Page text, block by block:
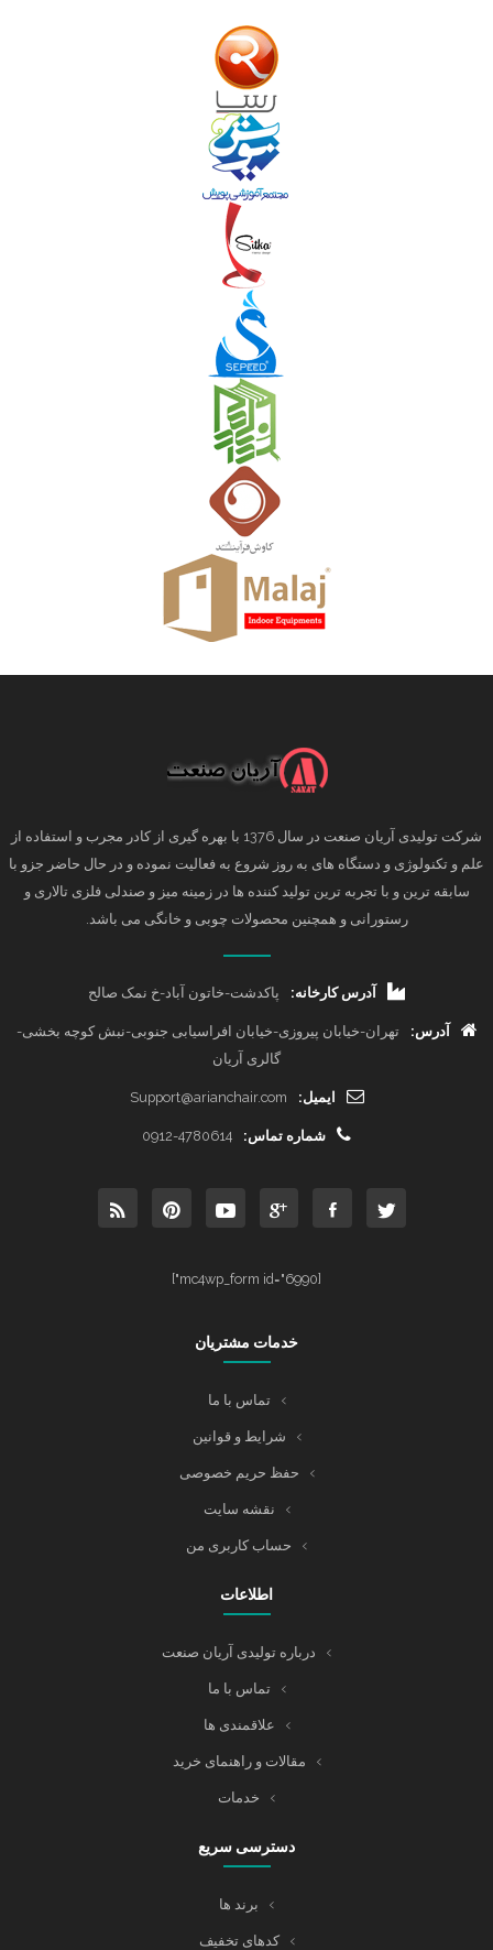
شرکت تولیدی آریان صنعت در سال 1376 با بهره گیری از کادر مجرب و استفاده از
علم و تکنولوژی و دستگاه های به روز شروع به فعالیت نموده و در حال حاضر جزو با
سابقه ترین و با تجربه ترین تولید کننده ها در زمینه میز و صندلی فلزی تالاری و
رستورانی و همچنین محصولات چوبی و خانگی می باشد.
آدرس کارخانه: پاکدشت-خاتون آباد-خ نمک صالح
آدرس:
تهران-خیابان پیروزی-خیابان افراسیابی جنوبی-نبش کوچه بخشی-
گالری آریان
ایمیل: Support@arianchair.com
شماره تماس: 0912-4780614
[mc4wp_form id="6990"]
خدمات مشتریان
تماس با ما
شرایط و قوانین
حفظ حریم خصوصی
نقشه سایت
حساب کاربری من
اطلاعات
درباره تولیدی آریان صنعت
تماس با ما
علاقمندی ها
مقالات و راهنمای خرید
خدمات
دسترسی سریع
برند ها
کدهای تخفیف